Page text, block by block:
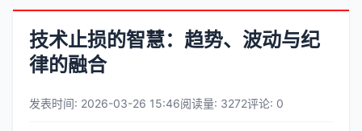
技术止损的智慧：趋势、波动与纪
律的融合
发表时间: 2026-03-26 15:46阅读量: 3272评论: 0